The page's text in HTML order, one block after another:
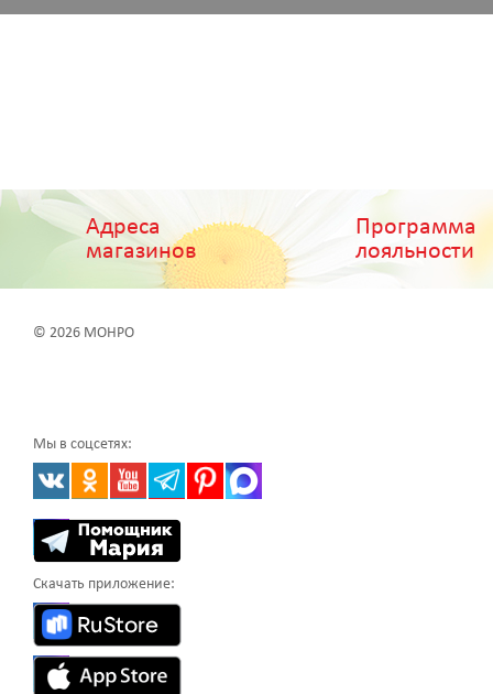
Адреса
магазинов
Программа
лояльности
© 2026 МОНРО
Мы в соцсетях:
Скачать приложение: